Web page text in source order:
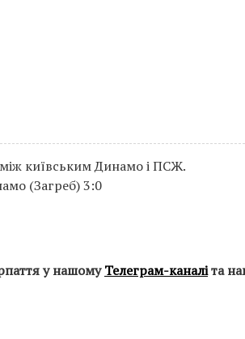
між київським Динамо і ПСЖ.
(Загреб) 3:0
у нашомуТелеграм-каналіта